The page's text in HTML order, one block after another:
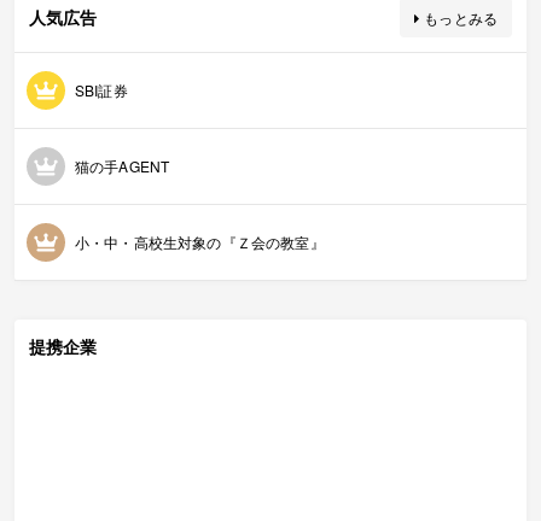
人気広告 もっとみる
SBI証券
猫の手AGENT
小・中・高校生対象の『Ｚ会の教室』
提携企業